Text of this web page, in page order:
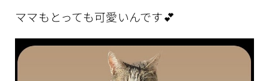
ママもとっても可愛いんです💕